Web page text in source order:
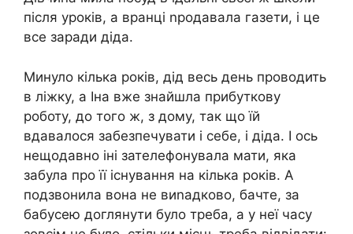
після уроків, а вранці nродавала газети, і це
все заради діда.
Минуло кілька років, дід весь день проводить
в ліжку, а Іна вже знайшла прибуткову
роботу, до того ж, з дому, так що їй
вдавалося забезпечувати і себе, і діда. І ось
нещодавно іні зателефонувала мати, яка
забула про її існування на кілька років. А
подзвонила вона не виnадково, бачте, за
бабусею доглянути було треба, а у неї часу